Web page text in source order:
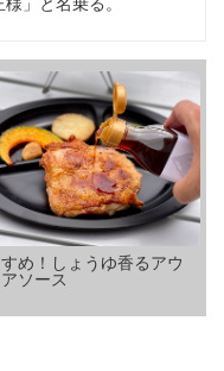
め！しょうゆ香るアウ
アソース